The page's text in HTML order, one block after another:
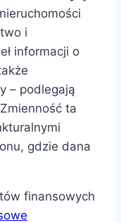
i
informacji o
– podlegają
ta
gdzie dana
finansowych